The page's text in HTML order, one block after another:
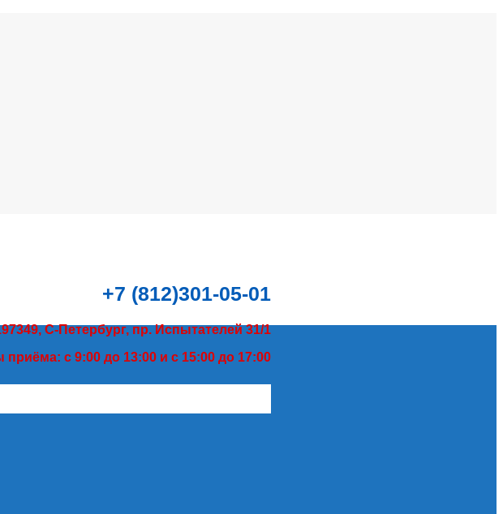
+7 (812)301-05-01
С-Петербург, пр. Испытателей 31/1
приёма: с 9:00 до 13:00 и с 15:00 до 17:00